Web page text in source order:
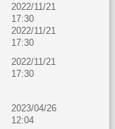
2022/11/21
17:30
2022/11/21
17:30
2022/11/21
17:30
2023/04/26
12:04